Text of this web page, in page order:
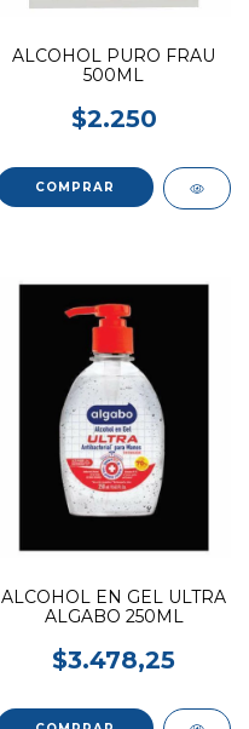
ALCOHOL PURO FRAU
500ML
$2.250
ALCOHOL EN GEL ULTRA
ALGABO 250ML
$3.478,25